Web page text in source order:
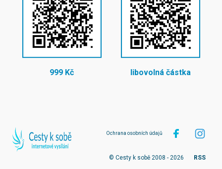
999 Kč libovolná částka
Ochrana osobních údajů
© Cesty k sobě 2008 - 2026 RSS